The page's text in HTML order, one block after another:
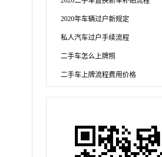
2020年车辆过户新规定
私人汽车过户手续流程
二手车怎么上牌照
二手车上牌流程费用价格